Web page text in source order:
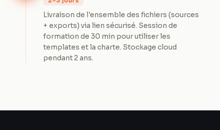
Livraison de l'ensemble des fichiers (sources
+ exports) via lien sécurisé. Session de
formation de 30 min pour utiliser les
templates et la charte. Stockage cloud
pendant 2 ans.